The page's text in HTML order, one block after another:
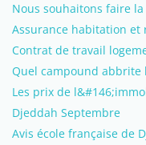
Nous souhaitons faire
Assurance habitation et
Contrat de travail
Quel campound abbrite
Les prix de
Djeddah Septembre
Avis école française de